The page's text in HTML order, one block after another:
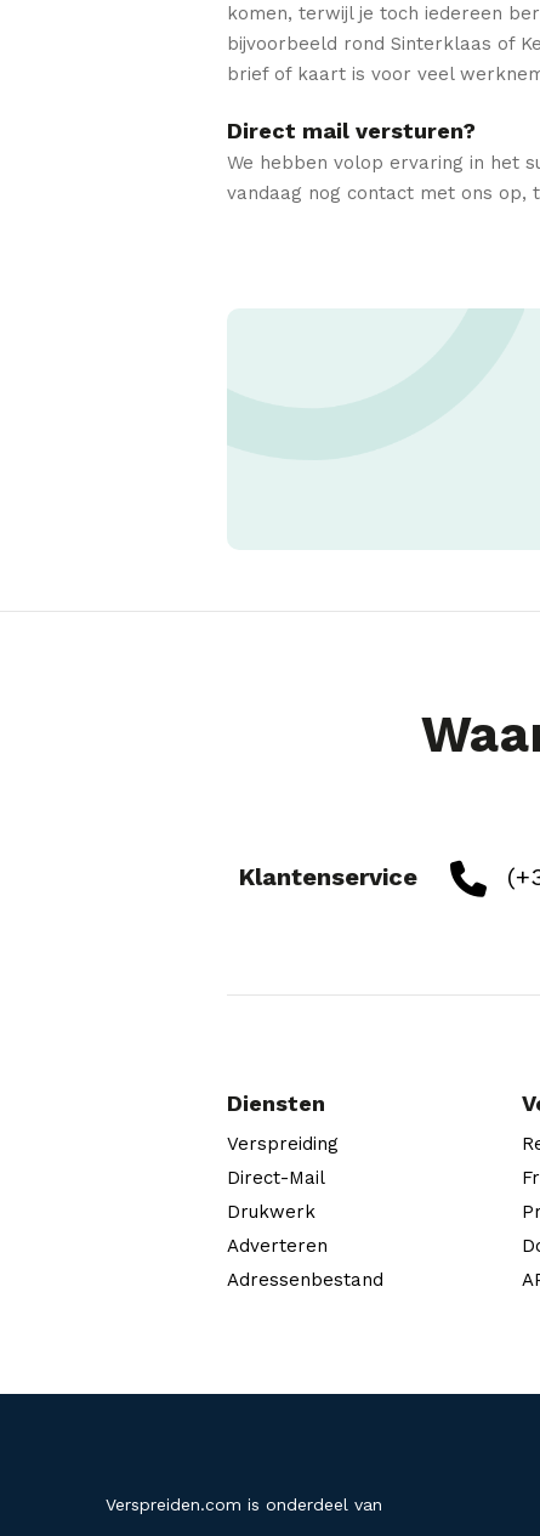
komen, terwijl je toch iedereen
bijvoorbeeld rond Sinterklaas of
brief of kaart is voor veel
Direct mail versturen?
We hebben volop ervaring in het
vandaag nog contact met ons op,
Klantenservice
Diensten
Verspreiding
Direct-Mail
Drukwerk
Adverteren
Adressenbestand
Verspreiden.com is onderdeel van